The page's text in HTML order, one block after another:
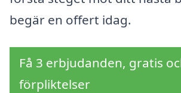
begär en offert idag.
Få 3 erbjudanden, gratis
förpliktelser